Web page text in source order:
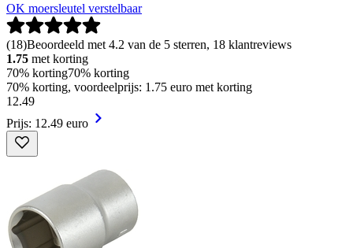
OK moersleutel verstelbaar
(18)Beoordeeld met 4.2 van de 5 sterren, 18 klantreviews
1.75 met korting
70% korting70% korting
70% korting, voordeelprijs: 1.75 euro met korting
12.49
Prijs: 12.49 euro